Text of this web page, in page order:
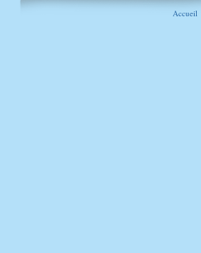
Accueil